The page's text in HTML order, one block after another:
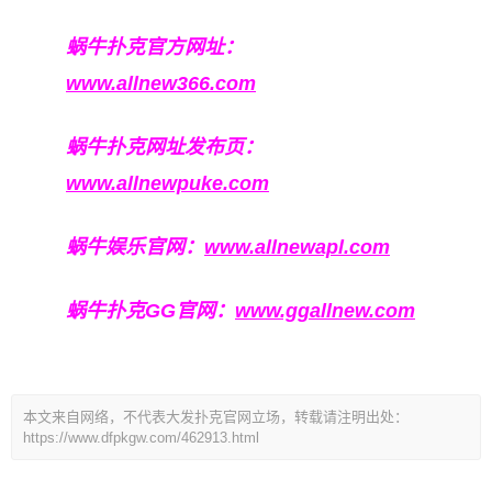
蜗牛扑克官方网址：
www.allnew366.com
蜗牛扑克网址发布页：
www.allnewpuke.com
蜗牛娱乐官网： www.allnewapl.com
蜗牛扑克GG官网： www.ggallnew.com
本文来自网络，不代表大发扑克官网立场，转载请注明出处：
https://www.dfpkgw.com/462913.html